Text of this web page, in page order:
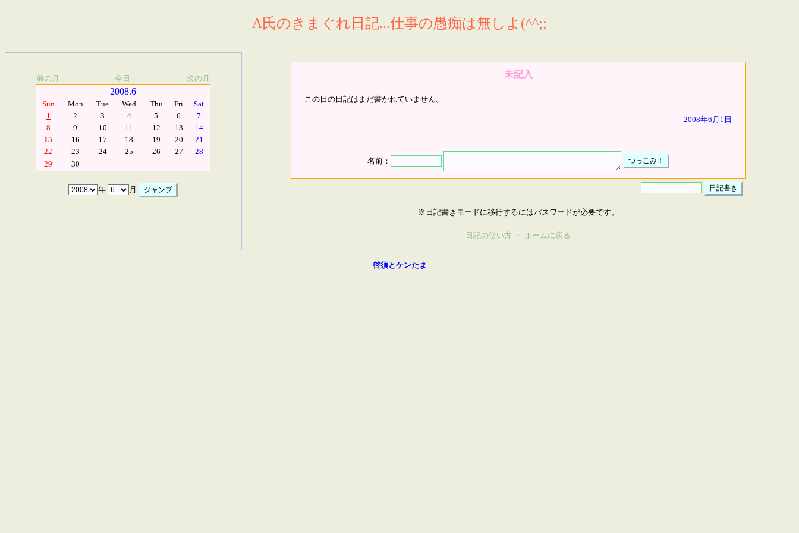
A氏のきまぐれ日記...仕事の愚痴は無しよ(^^;;
前の月 今日 次の月
2008.6
Sun Mon Tue Wed Thu Fri
Sat
1
2 3 4 5 6
7
8
9 10 11 12 13
14
15
16 17 18 19 20
21
22
23 24 25 26 27
28
29
30
年 月
未記入
この日の日記はまだ書かれていません。
2008年6月1日
名前：
※日記書きモードに移行するにはパスワードが必要です。
日記の使い方 ・ ホームに戻る
啓須とケンたま